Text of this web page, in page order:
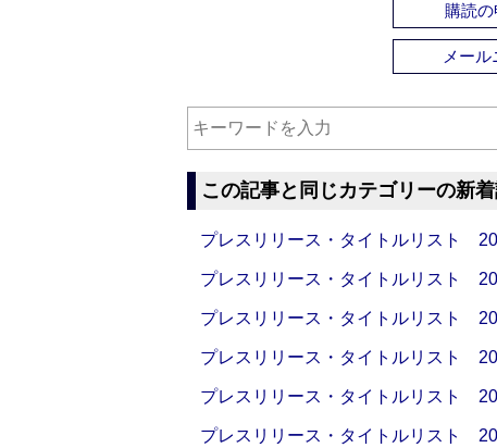
購読の
メール
この記事と同じカテゴリーの新
プレスリリース・タイトルリスト
プレスリリース・タイトルリスト
プレスリリース・タイトルリスト
プレスリリース・タイトルリスト
プレスリリース・タイトルリスト
プレスリリース・タイトルリスト